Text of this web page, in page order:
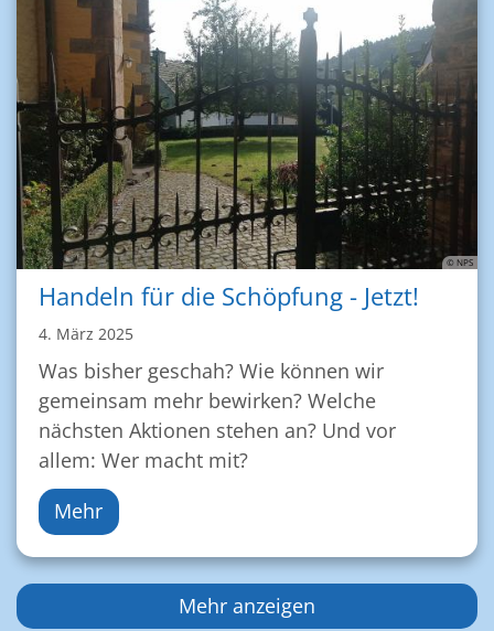
© NPS
Handeln für die Schöpfung - Jetzt!
4. März 2025
Was bisher geschah? Wie können wir
gemeinsam mehr bewirken? Welche
nächsten Aktionen stehen an? Und vor
allem: Wer macht mit?
Mehr
Mehr anzeigen